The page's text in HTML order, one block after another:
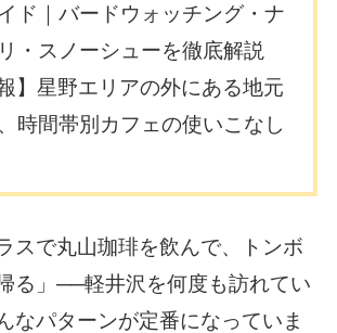
ド｜バードウォッチング・ナ
・スノーシューを徹底解説
】星野エリアの外にある地元
時間帯別カフェの使いこなし
スで丸山珈琲を飲んで、トンボ
る」──軽井沢を何度も訪れてい
なパターンが定番になっていま